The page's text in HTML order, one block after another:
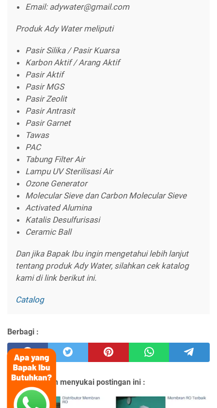
Email: adywater@gmail.com
Produk Ady Water meliputi
Pasir Silika / Pasir Kuarsa
Karbon Aktif / Arang Aktif
Pasir Aktif
Pasir MGS
Pasir Zeolit
Pasir Antrasit
Pasir Garnet
Tawas
PAC
Tabung Filter Air
Lampu UV Sterilisasi Air
Ozone Generator
Molecular Sieve dan Carbon Molecular Sieve
Activated Alumina
Katalis Desulfurisasi
Ceramic Ball
Dan jika Bapak Ibu ingin mengetahui lebih lanjut
tentang produk Ady Water, silahkan cek katalog
kami di link berikut ini.
Catalog
Berbagi :
Anda mungkin menyukai postingan ini :